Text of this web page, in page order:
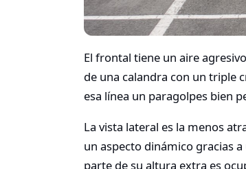
El frontal tiene un aire
de una calandra con un triple
esa línea un paragolpes bien
La vista lateral es la menos
un aspecto dinámico gracias
parte de su altura extra es